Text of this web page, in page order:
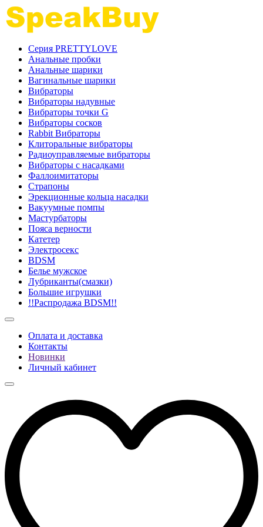
Серия PRETTYLOVE
Анальные пробки
Анальные шарики
Вагинальные шарики
Вибраторы
Вибраторы надувные
Вибраторы точки G
Вибраторы сосков
Rabbit Вибраторы
Клиторальные вибраторы
Радиоуправляемые вибраторы
Вибраторы с насадками
Фаллоимитаторы
Страпоны
Эрекционные кольца насадки
Вакуумные помпы
Мастурбаторы
Пояса верности
Катетер
Электросекс
BDSM
Белье мужское
Лубриканты(смазки)
Большие игрушки
!!Распродажа BDSM!!
Оплата и доставка
Контакты
Новинки
Личный кабинет